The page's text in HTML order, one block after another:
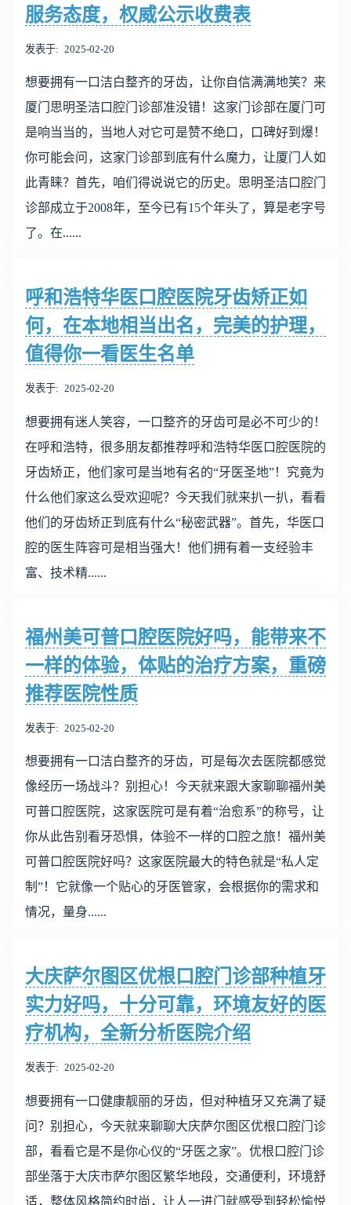
服务态度，权威公示收费表
发表于 2025-02-20
想要拥有一口洁白整齐的牙齿，让你自信满满地笑？来
厦门思明圣洁口腔门诊部准没错！这家门诊部在厦门可
是响当当的，当地人对它可是赞不绝口，口碑好到爆！
你可能会问，这家门诊部到底有什么魔力，让厦门人如
此青睐？首先，咱们得说说它的历史。思明圣洁口腔门
诊部成立于2008年，至今已有15个年头了，算是老字号
了。在......
呼和浩特华医口腔医院牙齿矫正如
何，在本地相当出名，完美的护理，
值得你一看医生名单
发表于 2025-02-20
想要拥有迷人笑容，一口整齐的牙齿可是必不可少的！
在呼和浩特，很多朋友都推荐呼和浩特华医口腔医院的
牙齿矫正，他们家可是当地有名的“牙医圣地”！究竟为
什么他们家这么受欢迎呢？今天我们就来扒一扒，看看
他们的牙齿矫正到底有什么“秘密武器”。首先，华医口
腔的医生阵容可是相当强大！他们拥有着一支经验丰
富、技术精......
福州美可普口腔医院好吗，能带来不
一样的体验，体贴的治疗方案，重磅
推荐医院性质
发表于 2025-02-20
想要拥有一口洁白整齐的牙齿，可是每次去医院都感觉
像经历一场战斗？别担心！今天就来跟大家聊聊福州美
可普口腔医院，这家医院可是有着“治愈系”的称号，让
你从此告别看牙恐惧，体验不一样的口腔之旅！福州美
可普口腔医院好吗？这家医院最大的特色就是“私人定
制”！它就像一个贴心的牙医管家，会根据你的需求和
情况，量身......
大庆萨尔图区优根口腔门诊部种植牙
实力好吗，十分可靠，环境友好的医
疗机构，全新分析医院介绍
发表于 2025-02-20
想要拥有一口健康靓丽的牙齿，但对种植牙又充满了疑
问？别担心，今天就来聊聊大庆萨尔图区优根口腔门诊
部，看看它是不是你心仪的“牙医之家”。优根口腔门诊
部坐落于大庆市萨尔图区繁华地段，交通便利，环境舒
适，整体风格简约时尚，让人一进门就感受到轻松愉悦